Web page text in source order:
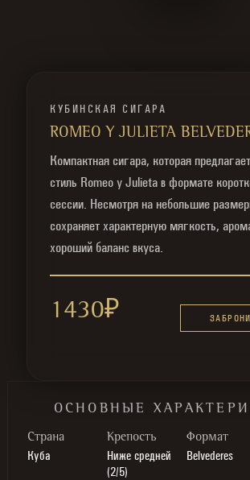
КУБИНСКАЯ СИГАРА
ROMEO Y JULIETA
Компактная сигара, которая
стиль Romeo y Julieta в формате
сессии. Несмотря на небольшие
сохраняет характерную мягкость,
хороший баланс вкуса.
1430₽
ОСНОВНЫЕ
Cтрана
Куба
Крепость
Ниже средней
(2/5)
Формат
Belvederes